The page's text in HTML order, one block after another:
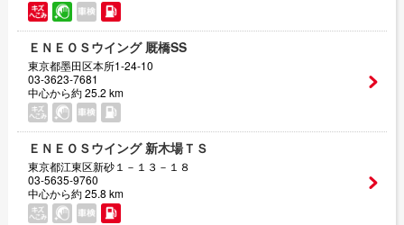
ＥＮＥＯＳウイング 厩橋SS
東京都墨田区本所1-24-10
03-3623-7681
中心から約 25.2 km
ＥＮＥＯＳウイング 新木場ＴＳ
東京都江東区新砂１－１３－１８
03-5635-9760
中心から約 25.8 km